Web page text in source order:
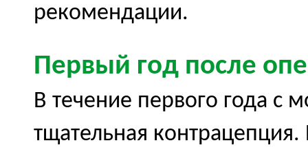
рекомендации.
Первый год после
В течение первого года с
тщательная